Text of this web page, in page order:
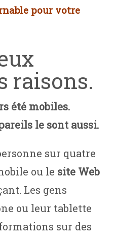
pour votre
raisons.
été mobiles.
le sont aussi.
sur quatre
ou le site Web
Les gens
ou leur tablette
sur des